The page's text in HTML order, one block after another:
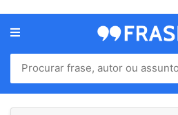
Menu
Home
Autores